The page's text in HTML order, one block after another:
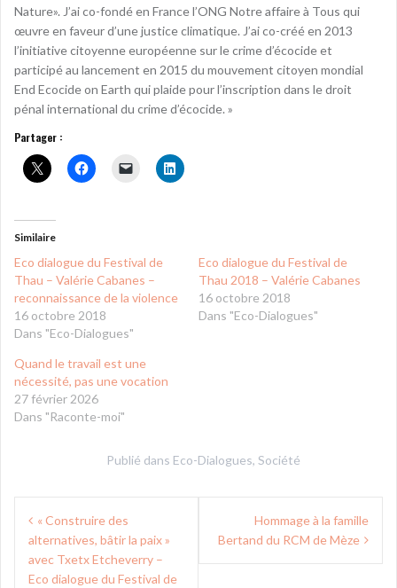
Nature». J’ai co-fondé en France l’ONG Notre affaire à Tous qui
œuvre en faveur d’une justice climatique. J’ai co-créé en 2013
l’initiative citoyenne européenne sur le crime d’écocide et
participé au lancement en 2015 du mouvement citoyen mondial
End Ecocide on Earth qui plaide pour l’inscription dans le droit
pénal international du crime d’écocide. »
Partager :
Similaire
Eco dialogue du Festival de
Thau – Valérie Cabanes –
reconnaissance de la violence
16 octobre 2018
Dans "Eco-Dialogues"
Eco dialogue du Festival de
Thau 2018 – Valérie Cabanes
16 octobre 2018
Dans "Eco-Dialogues"
Quand le travail est une
nécessité, pas une vocation
27 février 2026
Dans "Raconte-moi"
Publié dans Eco-Dialogues, Société
Navigation
de
l’article
« Construire des
alternatives, bâtir la paix »
avec Txetx Etcheverry –
Eco dialogue du Festival de
Hommage à la famille
Bertand du RCM de Mèze